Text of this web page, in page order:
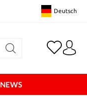
Deutsch
NEWS